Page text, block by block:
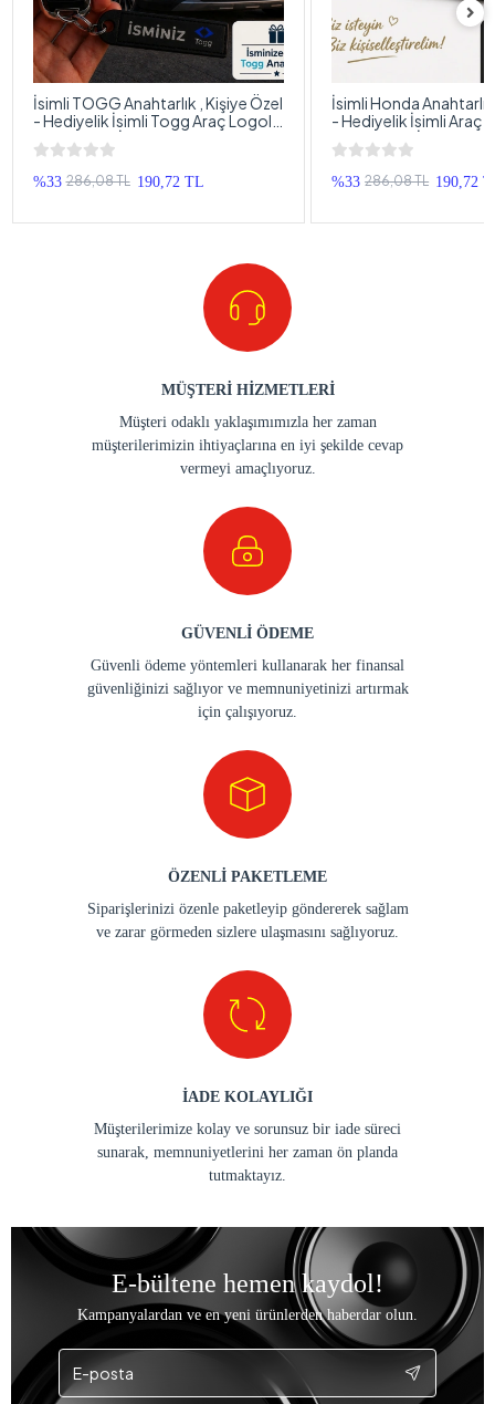
İsimli TOGG Anahtarlık , Kişiye Özel
- Hediyelik İsimli Togg Araç Logolu
Anahtarlık - İsimli Araba Anahtarlığı
%33 286,08 TL 190,72 TL
İsimli Honda
- Hediyelik İsimli Araç
Anahtarlık - İsimli
Anahtarlığı
%33 286,08 TL 190,72
MÜŞTERİ HİZMETLERİ
Müşteri odaklı yaklaşımımızla her zaman
müşterilerimizin ihtiyaçlarına en iyi şekilde cevap
vermeyi amaçlıyoruz.
GÜVENLİ ÖDEME
Güvenli ödeme yöntemleri kullanarak her finansal
güvenliğinizi sağlıyor ve memnuniyetinizi artırmak
için çalışıyoruz.
ÖZENLİ PAKETLEME
Siparişlerinizi özenle paketleyip göndererek sağlam
ve zarar görmeden sizlere ulaşmasını sağlıyoruz.
İADE KOLAYLIĞI
Müşterilerimize kolay ve sorunsuz bir iade süreci
sunarak, memnuniyetlerini her zaman ön planda
tutmaktayız.
E-bültene hemen kaydol!
Kampanyalardan ve en yeni ürünlerden haberdar olun.